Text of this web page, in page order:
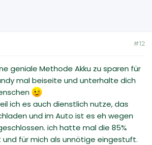
#12
geniale Methode Akku zu sparen für
mal beiseite und unterhalte dich
ich es auch dienstlich nutze, das
und im Auto ist es eh wegen
ich hatte mal die 85%
für mich als unnötige eingestuft.